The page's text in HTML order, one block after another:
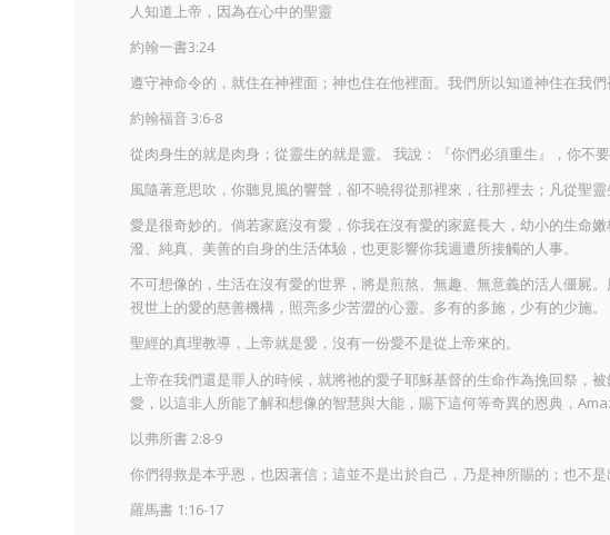
人知道上帝，因為在心中的聖靈
約翰一書3:24
遵守神命令的，就住在神裡面；神也住在他裡面。我們所以知道神住在我們
約翰福音 3:6-8
從肉身生的就是肉身；從靈生的就是靈。 我說：『你們必須重生』，你不要
風隨著意思吹，你聽見風的響聲，卻不曉得從那裡來，往那裡去；凡從聖靈
愛是很奇妙的。倘若家庭沒有愛，你我在沒有愛的家庭長大，幼小的生命
潑、純真、美善的自身的生活体驗，也更影響你我週遭所接觸的人事。
不可想像的，生活在沒有愛的世界，將是煎熬、無趣、無意義的活人僵屍
視世上的愛的慈善機構，照亮多少苦澀的心靈。多有的多施，少有的少施。
聖經的真理教導，上帝就是愛，沒有一份愛不是從上帝來的。
上帝在我們還是罪人的時候，就將祂的愛子耶穌基督的生命作為挽回祭
愛，以這非人所能了解和想像的智慧與大能，賜下這何等奇異的恩典，
以弗所書 2:8-9
你們得救是本乎恩，也因著信；這並不是出於自己，乃是神所賜的；也不是
羅馬書 1:16-17